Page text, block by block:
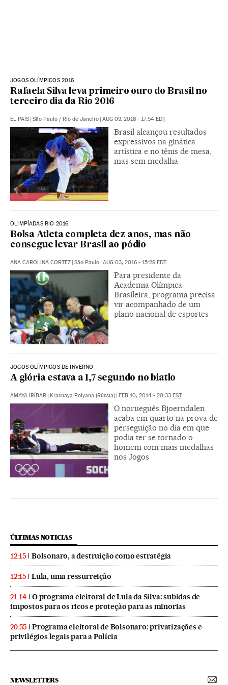
JOGOS OLÍMPICOS 2016
Rafaela Silva leva primeiro ouro do Brasil no
terceiro dia da Rio 2016
EL PAÍS São Paulo / Rio de Janeiro AUG 09, 2016 - 17:54 EDT
Brasil alcançou resultados
expressivos na ginática
artística e no tênis de mesa,
mas sem medalha
OLIMPÍADAS RIO 2016
Bolsa Atleta completa dez anos, mas não
consegue levar Brasil ao pódio
ANA CAROLINA CORTEZ São Paulo AUG 03, 2016 - 15:29 EDT
Para presidente da
Academia Olímpica
Brasileira, programa precisa
vir acompanhado de um
plano nacional de esportes
JOGOS OLÍMPICOS DE INVERNO
A glória estava a 1,7 segundo no biatlo
AMAYA IRÍBAR Krasnaya Polyana (Rússia) FEB 10, 2014 - 20:33 EST
O norueguês Bjoerndalen
acaba em quarto na prova de
perseguição no dia em que
podia ter se tornado o
homem com mais medalhas
nos Jogos
ÚLTIMAS NOTICIAS
12:15 Bolsonaro, a destruição como estratégia
12:15 Lula, uma ressurreição
21:14
O programa eleitoral de Lula da Silva: subidas de
impostos para os ricos e proteção para as minorias
20:55
Programa eleitoral de Bolsonaro: privatizações e
privilégios legais para a Polícia
NEWSLETTERS